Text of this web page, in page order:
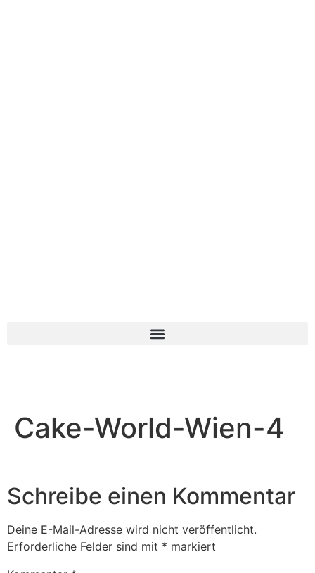
Cake-World-Wien-4
Schreibe einen Kommentar
Deine E-Mail-Adresse wird nicht veröffentlicht.
Erforderliche Felder sind mit * markiert